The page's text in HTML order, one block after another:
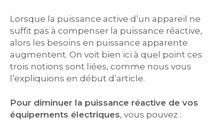
Lorsque la puissance active d’un appareil ne
suffit pas à compenser la puissance réactive,
alors les besoins en puissance apparente
augmentent. On voit bien ici à quel point ces
trois notions sont liées, comme nous vous
l’expliquions en début d’article.
Pour diminuer la puissance réactive de vos
équipements électriques, vous pouvez :